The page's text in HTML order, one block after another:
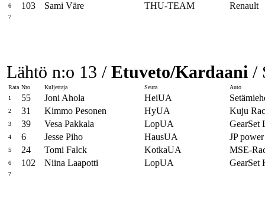
6 103 Sami Väre THU-TEAM Renault
7
Lähtö n:o 13 / Etuveto/Kardaani /
Rata Nro Kuljettaja Seura
Auto
1
55 Joni Ahola HeiUA
2 31 Kimmo Pesonen HyUA Kuju
3 39 Vesa Pakkala LopUA GearSet
4 6 Jesse Piho HausUA JP
5 24 Tomi Falck KotkaUA MSE-
6 102 Niina Laapotti LopUA GearSet
7